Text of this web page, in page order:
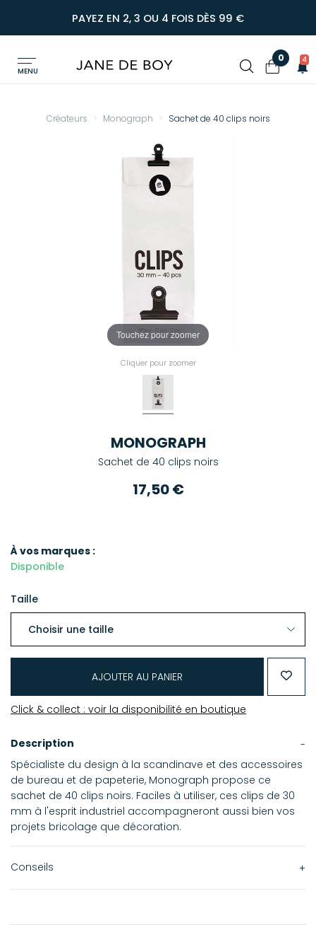
PAYEZ EN 2, 3 OU 4 FOIS DÈS 99 €
MENU
0 4
Créateurs Monograph Sachet de 40 clips noirs
Touchez pour zoomer
Cliquer pour zoomer
MONOGRAPH
Sachet de 40 clips noirs
17,50 €
À vos marques :
Disponible
Taille
AJOUTER AU PANIER
Click & collect : voir la disponibilité en boutique
Description
Spécialiste du design à la scandinave et des accessoires
de bureau et de papeterie, Monograph propose ce
sachet de 40 clips noirs. Faciles à utiliser, ces clips de 30
mm à l'esprit industriel accompagneront aussi bien vos
projets bricolage que décoration.
Conseils